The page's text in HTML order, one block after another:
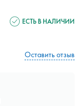
ЕСТЬ В НАЛИЧИИ
Оставить отзыв